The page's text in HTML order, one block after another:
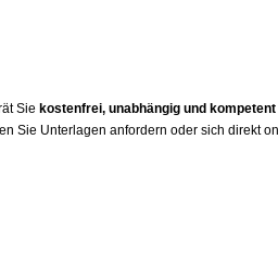
Sie kostenfrei, unabhängig und kompetent
Sie Unterlagen anfordern oder sich direkt